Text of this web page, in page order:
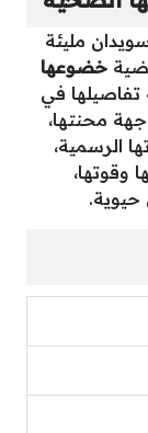
مليئة
خضوعها
في
محنتها،
الرسمية،
وقوتها،
حيوية.